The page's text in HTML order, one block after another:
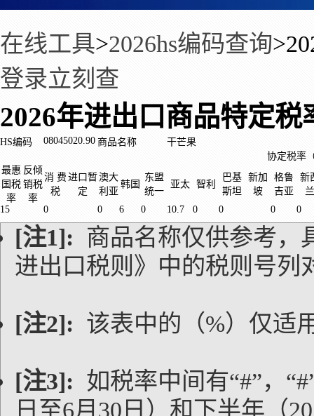
在线工具>2026hs编码查询>
登录立刻查
2026年进出口商品特定税
HS编码 08045020.90 商品名称
干芒果
协定税率
最惠
国税
率
反倾
销税
率
消 费
税
进口暂
定
澳大
利亚
韩国
东盟
统一
亚太 智利
巴基
斯坦
新加
坡
格鲁
吉亚
新
兰
15
0 0 6 0 10.7 0 0 0 0
[注1]: 商品名称仅供参考，
进出口税则》中的税则号列
[注2]: 该表中的（%）仅适
[注3]: 如税率中间有“#”，
日至6月30日）和下半年（